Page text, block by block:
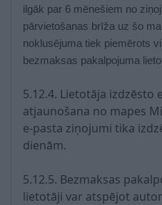
ilgāk par 6 mēnešiem no ziņ
pārvietošanas brīža uz šo
noklusējuma tiek piemērots
bezmaksas pakalpojuma
5.12.4. Lietotāja izdzēsto
atjaunošana no mapes
e-pasta ziņojumi tika
dienām.
5.12.5. Bezmaksas
lietotāji var atspējot